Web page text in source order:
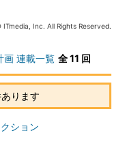
Inc. All Rights Reserved.
画 連載一覧 全 11 回
ります
ション